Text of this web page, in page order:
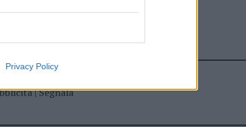
Privacy Policy
|Segnala